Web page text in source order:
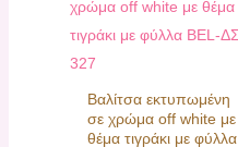
Βαλίτσα εκτυπωμένη
σε χρώμα off white με
θέμα τιγράκι με φύλλα